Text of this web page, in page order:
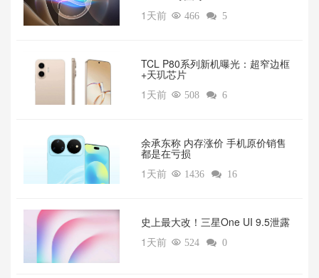
1天前  466  5
TCL P80系列新机曝光：超窄边框
+天玑芯片
1天前  508  6
余承东称 内存涨价 手机原价销售
都是在亏损
1天前  1436  16
‌史上最大改！三星One UI 9.5泄露
1天前  524  0